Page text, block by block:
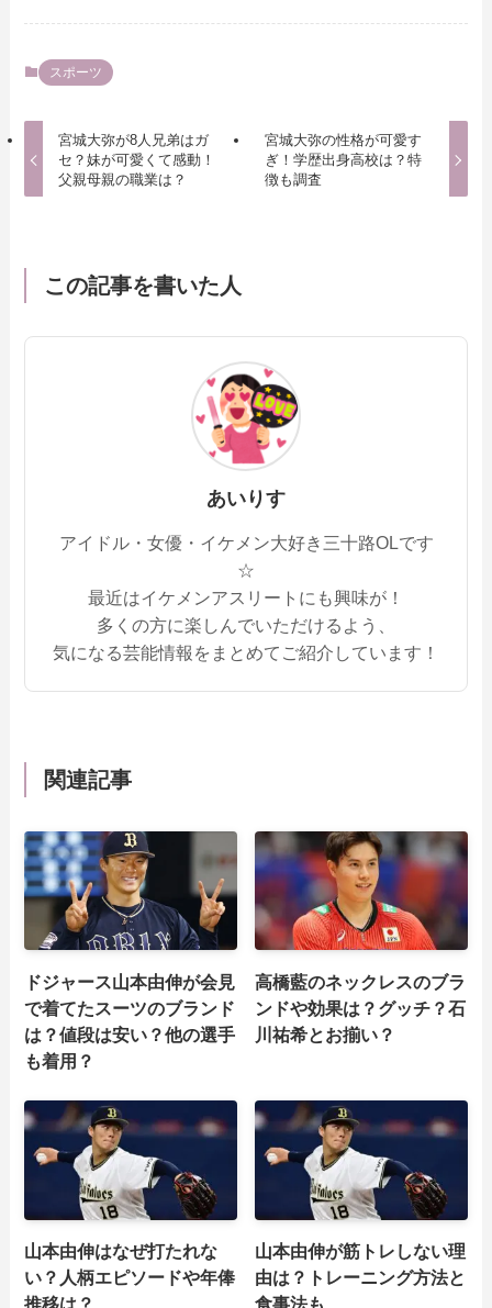
スポーツ
宮城大弥が8人兄弟はガ
セ？妹が可愛くて感動！
父親母親の職業は？
宮城大弥の性格が可愛す
ぎ！学歴出身高校は？特
徴も調査
この記事を書いた人
あいりす
アイドル・女優・イケメン大好き三十路OLです
☆
最近はイケメンアスリートにも興味が！
多くの方に楽しんでいただけるよう、
気になる芸能情報をまとめてご紹介しています！
関連記事
ドジャース山本由伸が会見
で着てたスーツのブランド
は？値段は安い？他の選手
も着用？
高橋藍のネックレスのブラ
ンドや効果は？グッチ？石
川祐希とお揃い？
山本由伸はなぜ打たれな
い？人柄エピソードや年俸
推移は？
山本由伸が筋トレしない理
由は？トレーニング方法と
食事法も